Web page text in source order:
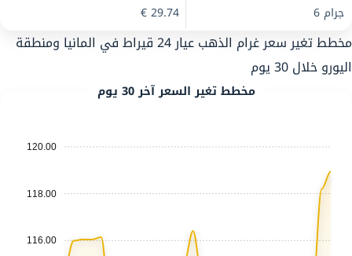
جرام 6
29.74 €
مخطط تغير سعر غرام الذهب عيار 24 قيراط في المانيا ومنطقة
اليورو خلال 30 يوم
مخطط تغير السعر آخر 30 يوم
120.00
118.00
116.00